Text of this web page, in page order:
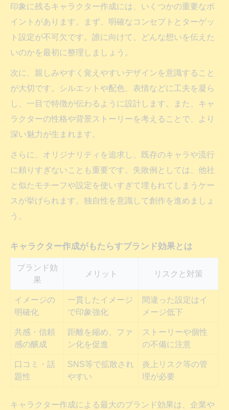
印象に残るキャラクター作成には、いくつかの重要なポ
イントがあります。まず、明確なコンセプトとターゲッ
ト設定が不可欠です。誰に向けて、どんな想いを伝えた
いのかを最初に整理しましょう。
次に、親しみやすく覚えやすいデザインを意識すること
が大切です。シルエットや配色、表情などに工夫を凝ら
し、一目で特徴が伝わるように設計します。また、キャ
ラクターの性格や背景ストーリーを考えることで、より
深い魅力が生まれます。
さらに、オリジナリティを追求し、既存のキャラや流行
に頼りすぎないことも重要です。失敗例としては、他社
と似たモチーフや設定を使いすぎて埋もれてしまうケー
スが挙げられます。独自性を意識して創作を進めましょ
う。
キャラクター作成がもたらすブランド効果とは
ブランド効
果
メリット リスクと対策
イメージの
明確化
一貫したイメージ
で印象強化
間違った設定はイ
メージ低下
共感・信頼
感の醸成
距離を縮め、ファ
ン化を促進
ストーリーや個性
の不備に注意
口コミ・話
題性
SNS等で拡散され
やすい
炎上リスク等の管
理が必要
キャラクター作成による最大のブランド効果は、企業や